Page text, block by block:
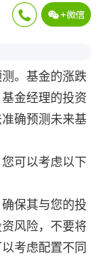
。基金的涨跌
金经理的投资
确预测未来基
可以考虑以下
保其与您的投
风险，不要将
考虑配置不同